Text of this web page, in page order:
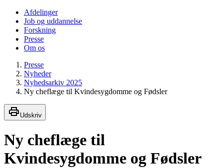
Afdelinger
Job og uddannelse
Forskning
Presse
Om os
Presse
Nyheder
Nyhedsarkiv 2025
Ny cheflæge til Kvindesygdomme og Fødsler
Udskriv
Ny cheflæge til
Kvindesygdomme og Fødsler